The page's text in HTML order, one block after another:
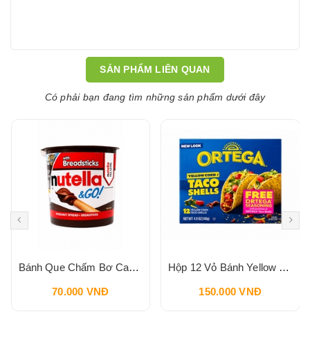
SẢN PHẨM LIÊN QUAN
Có phải bạn đang tìm những sản phẩm dưới đây
Bánh Que Chấm Bơ Cacao Hạt Phỉ Snack Nutella & Go Breadstick 52g
70.000 VNĐ
Hộp 12 Vỏ Bánh Yellow Corn Taco Shells ORTEGA 140g
150.000 VNĐ